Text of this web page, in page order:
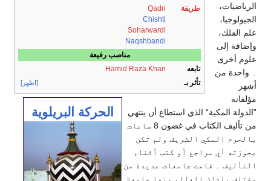
طريقة
Qadri
Chishti
Soharwardi
Naqshbandi
مناصب رفيعة
تابعه
Hamid Raza Khan
تأثر بـ
[اظهر]
الحركة البريلوية
الرياضيات،
الجيولوجيا،
علم الفلك،
وإضافة إلى
علوم أخرى
۔ واحدة من
أشهر
مؤلفاته
”الدولة المكية“ الذي استطاع أن ينتهي
من تأليف الكتاب في غضون 8 ساعات
بالحرم المكي الشريف ولم تكن
بحوزته أي مراجع أو كتب أثناء
التأليف ۔ قامت جامعات عديدة من
مختلف بلدان العالم منها جامعة